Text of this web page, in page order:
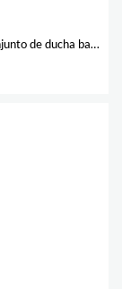
Cuarto de baño acabado cromado riel de ducha conjunto de ducha barra deslizante